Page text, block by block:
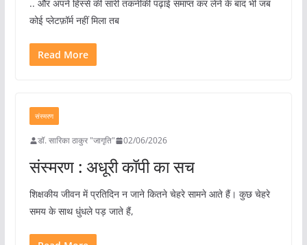
.. और अपने हिस्से की सारी तकनीकी पढ़ाई समाप्त कर लेने के बाद भी जब
कोई प्लेटफ़ॉर्म नहीं मिला तब
Read More
संस्मरण
डॉ. सारिका ठाकुर "जागृति" 02/06/2026
संस्मरण : अधूरी कॉपी का सच
शिक्षकीय जीवन में प्रतिदिन न जाने कितने चेहरे सामने आते हैं। कुछ चेहरे
समय के साथ धुंधले पड़ जाते हैं,